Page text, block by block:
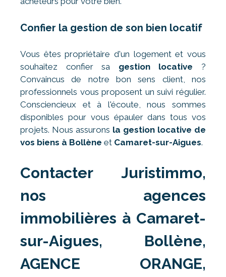
Confier la gestion de son bien locatif
Vous êtes propriétaire d'un logement et vous
souhaitez confier sa gestion locative ?
Convaincus de notre bon sens client, nos
professionnels vous proposent un suivi régulier.
Consciencieux et à l'écoute, nous sommes
disponibles pour vous épauler dans tous vos
projets. Nous assurons la gestion locative de
vos biens à Bollène et Camaret-sur-Aigues.
Contacter Juristimmo,
nos agences
immobilières à Camaret-
sur-Aigues, Bollène,
AGENCE ORANGE,